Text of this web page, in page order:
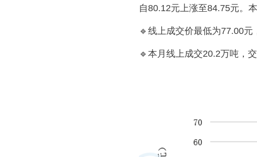
自80.12元上涨至84.75元。
🔹线上成交价最低为77.00元
🔹本月线上成交20.2万吨，